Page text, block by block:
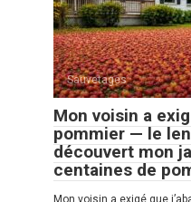
Sauvetages
Mon voisin a
pommier — le
découvert mon
centaines de